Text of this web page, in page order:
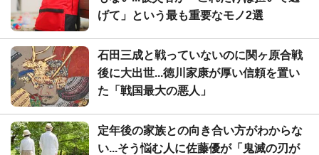
げて」という最も重要なモノ2選
石田三成と戦っていないのに関ヶ原合戦
後に大出世...徳川家康が厚い信頼を置い
た「戦国最大の悪人」
定年後の家族との向き合い方がわからな
い...そう悩む人に佐藤優が「鬼滅の刃が